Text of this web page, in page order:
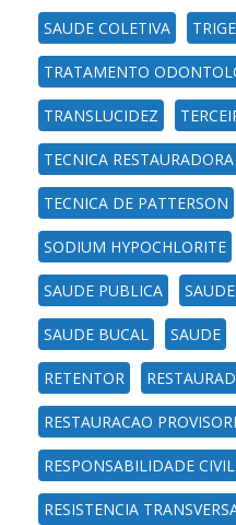
SAUDE COLETIVA
TRATAMENTO
TRANSLUCIDEZ
TECNICA
TECNICA DE PATTERSON
SODIUM HYPOCHLORITE
SAUDE PUBLICA
SAUDE BUCAL SAUDE
RETENTOR
RESTAURACAO
RESPONSABILIDADE CIVIL
RESISTENCIA